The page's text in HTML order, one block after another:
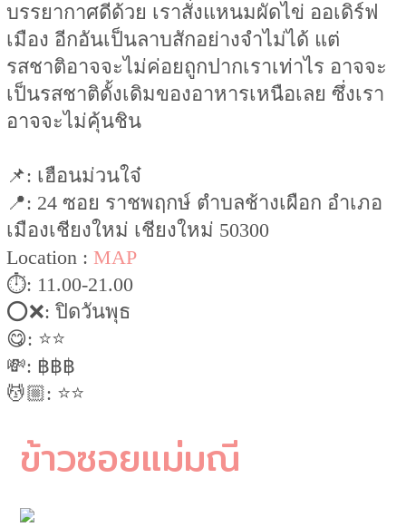
บรรยากาศดีด้วย เราสั่งแหนมผัดไข่ ออเดิร์ฟ
เมือง อีกอันเป็นลาบสักอย่างจำไม่ได้ แต่
รสชาติอาจจะไม่ค่อยถูกปากเราเท่าไร อาจจะ
เป็นรสชาติดั้งเดิมของอาหารเหนือเลย ซึ่งเรา
อาจจะไม่คุ้นชิน
📌: เฮือนม่วนใจ๋
📍: 24 ซอย ราชพฤกษ์ ตำบลช้างเผือก อำเภอ
เมืองเชียงใหม่ เชียงใหม่ 50300
Location :MAP
⏱: 11.00-21.00
⭕️❌: ปิดวันพุธ
😋: ⭐️⭐️
💸: ฿฿฿
💆🏼: ⭐️⭐️
ข้าวซอยแม่มณี